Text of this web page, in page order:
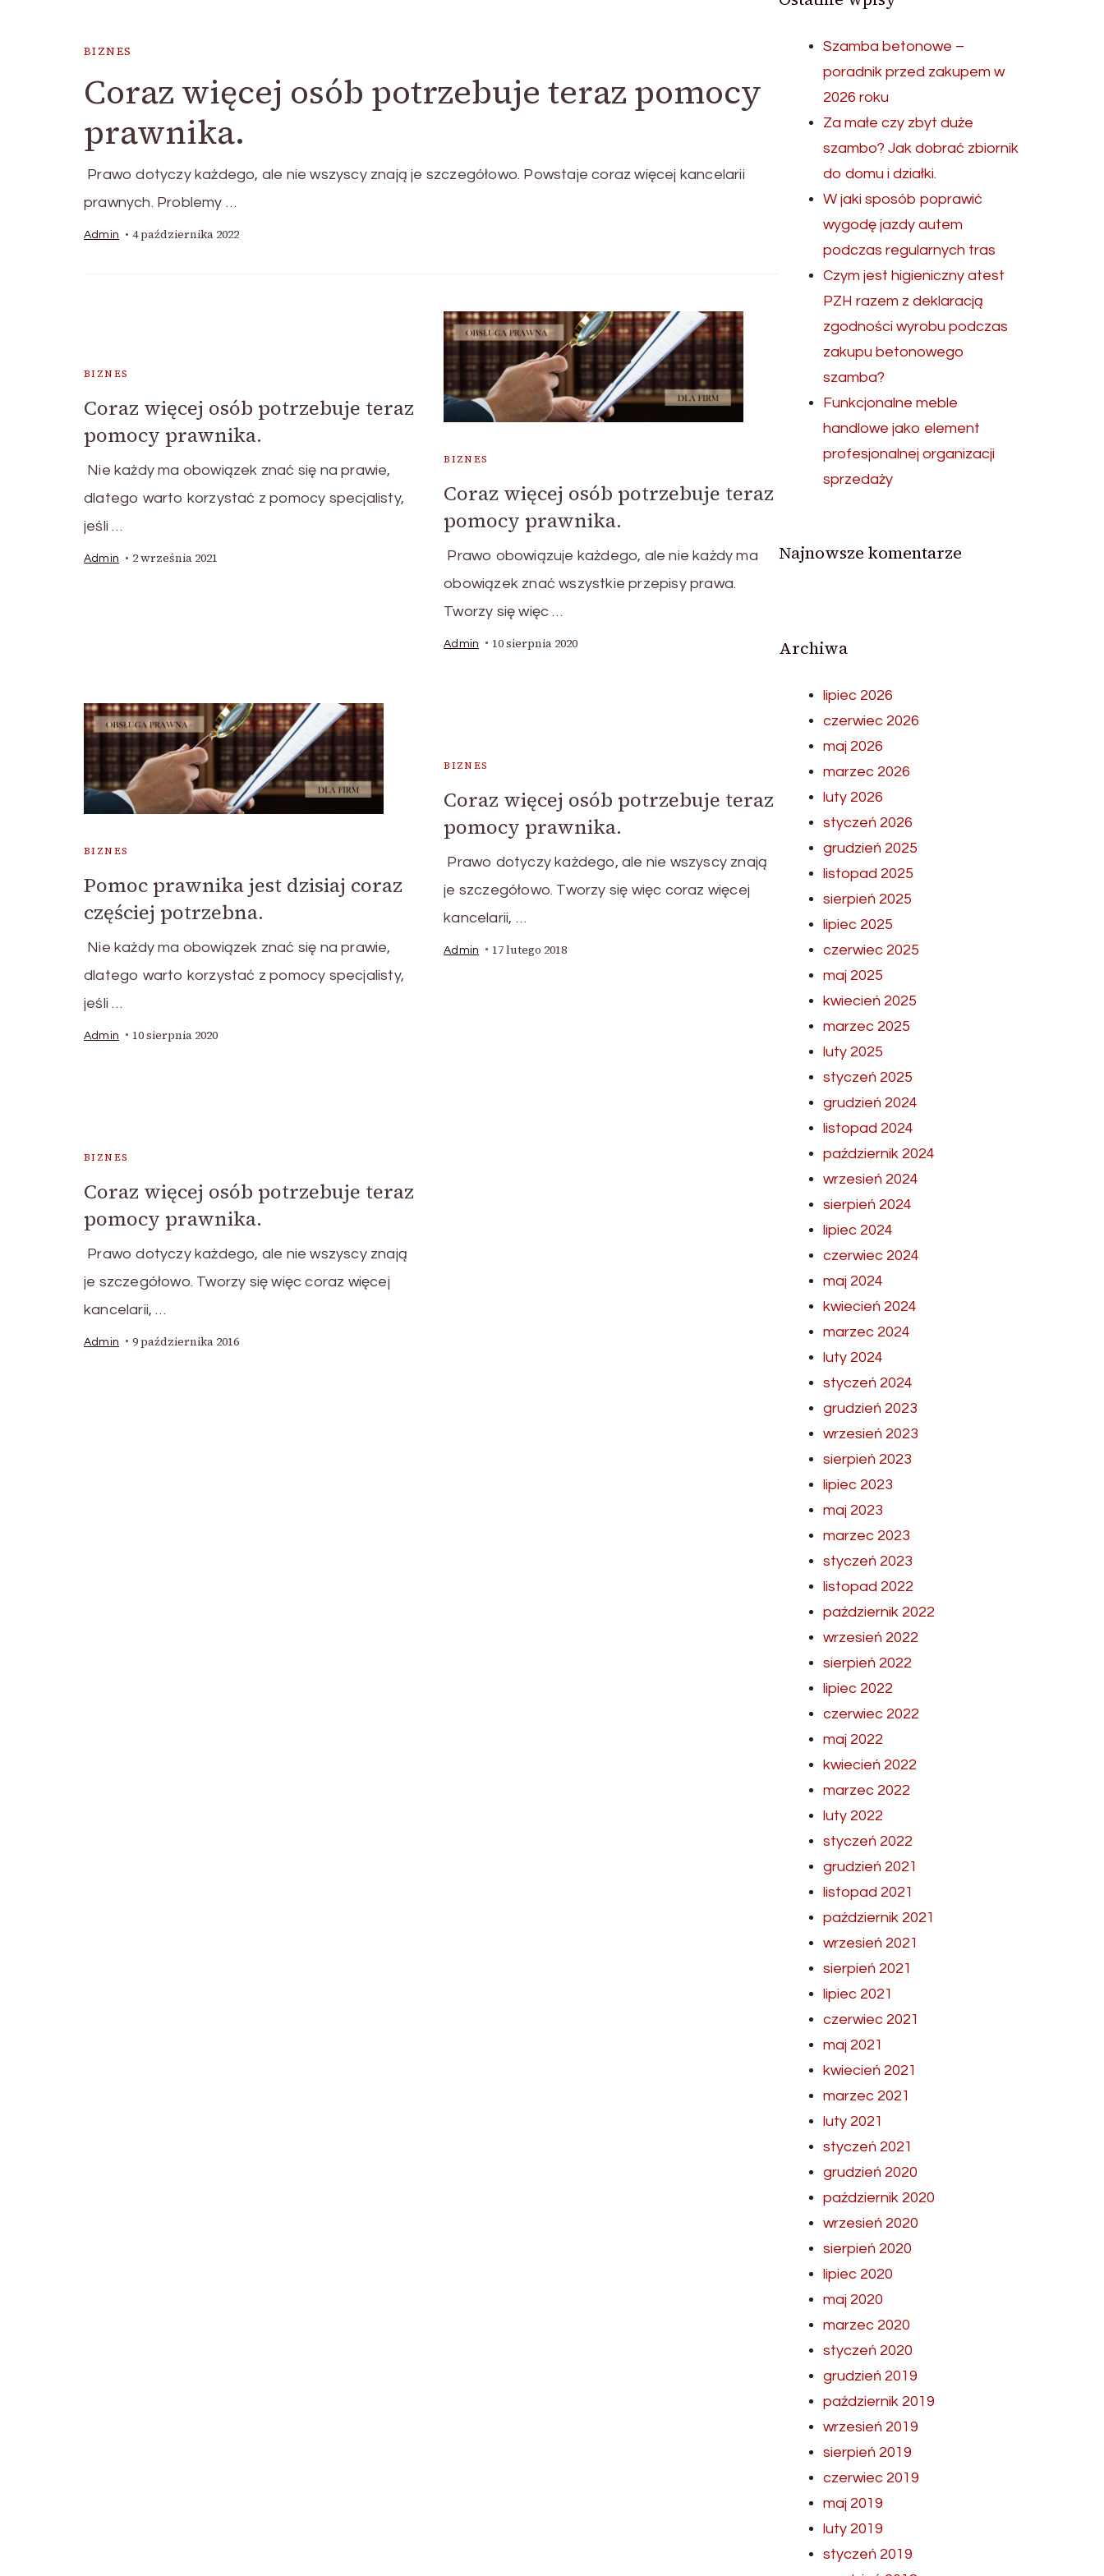
BIZNES
Coraz więcej osób potrzebuje teraz pomocy
prawnika.
Prawo dotyczy każdego, ale nie wszyscy znają je szczegółowo. Powstaje coraz więcej kancelarii
prawnych. Problemy …
Admin 4 października 2022
BIZNES
Coraz więcej osób potrzebuje teraz
pomocy prawnika.
Nie każdy ma obowiązek znać się na prawie,
dlatego warto korzystać z pomocy specjalisty,
jeśli …
Admin 2 września 2021
BIZNES
Coraz więcej osób potrzebuje teraz
pomocy prawnika.
Prawo obowiązuje każdego, ale nie każdy ma
obowiązek znać wszystkie przepisy prawa.
Tworzy się więc …
Admin 10 sierpnia 2020
BIZNES
Pomoc prawnika jest dzisiaj coraz
częściej potrzebna.
Nie każdy ma obowiązek znać się na prawie,
dlatego warto korzystać z pomocy specjalisty,
jeśli …
Admin 10 sierpnia 2020
BIZNES
Coraz więcej osób potrzebuje teraz
pomocy prawnika.
Prawo dotyczy każdego, ale nie wszyscy znają
je szczegółowo. Tworzy się więc coraz więcej
kancelarii, …
Admin 17 lutego 2018
BIZNES
Coraz więcej osób potrzebuje teraz
pomocy prawnika.
Prawo dotyczy każdego, ale nie wszyscy znają
je szczegółowo. Tworzy się więc coraz więcej
kancelarii, …
Admin 9 października 2016
Szamba betonowe –
poradnik przed zakupem w
2026 roku
Za małe czy zbyt duże
szambo? Jak dobrać zbiornik
do domu i działki.
W jaki sposób poprawić
wygodę jazdy autem
podczas regularnych tras
Czym jest higieniczny atest
PZH razem z deklaracją
zgodności wyrobu podczas
zakupu betonowego
szamba?
Funkcjonalne meble
handlowe jako element
profesjonalnej organizacji
sprzedaży
Najnowsze komentarze
Archiwa
lipiec 2026
czerwiec 2026
maj 2026
marzec 2026
luty 2026
styczeń 2026
grudzień 2025
listopad 2025
sierpień 2025
lipiec 2025
czerwiec 2025
maj 2025
kwiecień 2025
marzec 2025
luty 2025
styczeń 2025
grudzień 2024
listopad 2024
październik 2024
wrzesień 2024
sierpień 2024
lipiec 2024
czerwiec 2024
maj 2024
kwiecień 2024
marzec 2024
luty 2024
styczeń 2024
grudzień 2023
wrzesień 2023
sierpień 2023
lipiec 2023
maj 2023
marzec 2023
styczeń 2023
listopad 2022
październik 2022
wrzesień 2022
sierpień 2022
lipiec 2022
czerwiec 2022
maj 2022
kwiecień 2022
marzec 2022
luty 2022
styczeń 2022
grudzień 2021
listopad 2021
październik 2021
wrzesień 2021
sierpień 2021
lipiec 2021
czerwiec 2021
maj 2021
kwiecień 2021
marzec 2021
luty 2021
styczeń 2021
grudzień 2020
październik 2020
wrzesień 2020
sierpień 2020
lipiec 2020
maj 2020
marzec 2020
styczeń 2020
grudzień 2019
październik 2019
wrzesień 2019
sierpień 2019
czerwiec 2019
maj 2019
luty 2019
styczeń 2019